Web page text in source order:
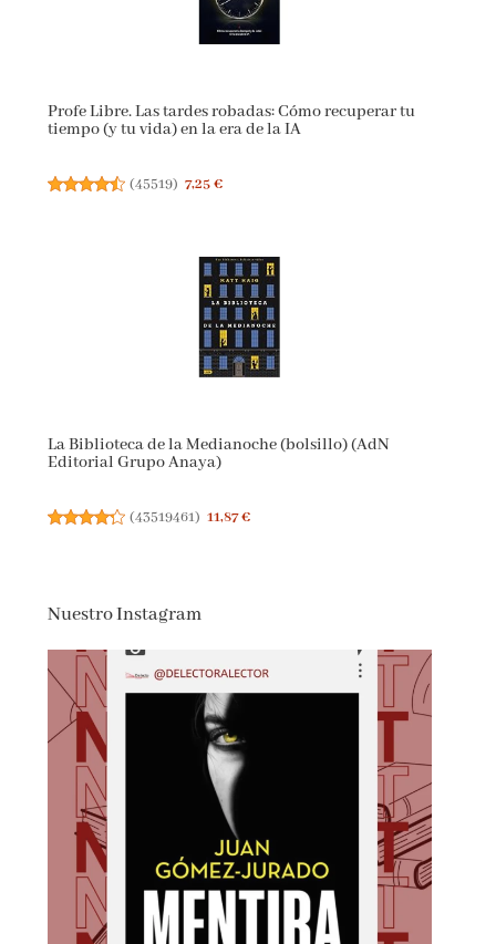
Profe Libre. Las tardes robadas: Cómo recuperar tu
tiempo (y tu vida) en la era de la IA
(45519) 7,25 €
La Biblioteca de la Medianoche (bolsillo) (AdN
Editorial Grupo Anaya)
(43519461) 11,87 €
Nuestro Instagram